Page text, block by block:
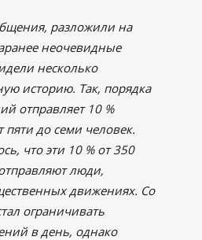
разложили на
неочевидные
несколько
историю. Так, порядка
отправляет 10 %
пяти до семи человек.
что эти 10 % от 350
люди,
движениях. Со
ограничивать
в день, однако